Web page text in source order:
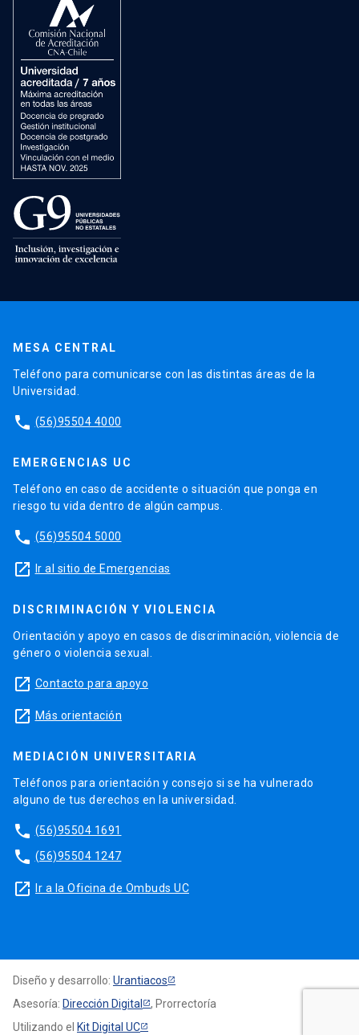
MESA CENTRAL
Teléfono para comunicarse con las distintas áreas de la
Universidad.
phone (56)95504 4000
EMERGENCIAS UC
Teléfono en caso de accidente o situación que ponga en
riesgo tu vida dentro de algún campus.
phone (56)95504 5000
launch Ir al sitio de Emergencias
DISCRIMINACIÓN Y VIOLENCIA
Orientación y apoyo en casos de discriminación, violencia de
género o violencia sexual.
launch Contacto para apoyo
launch Más orientación
MEDIACIÓN UNIVERSITARIA
Teléfonos para orientación y consejo si se ha vulnerado
alguno de tus derechos en la universidad.
phone (56)95504 1691
phone (56)95504 1247
launch Ir a la Oficina de Ombuds UC
Diseño y desarrollo: Urantiacos
Asesoría: Dirección Digital
, Prorrectoría
Utilizando el Kit Digital UC